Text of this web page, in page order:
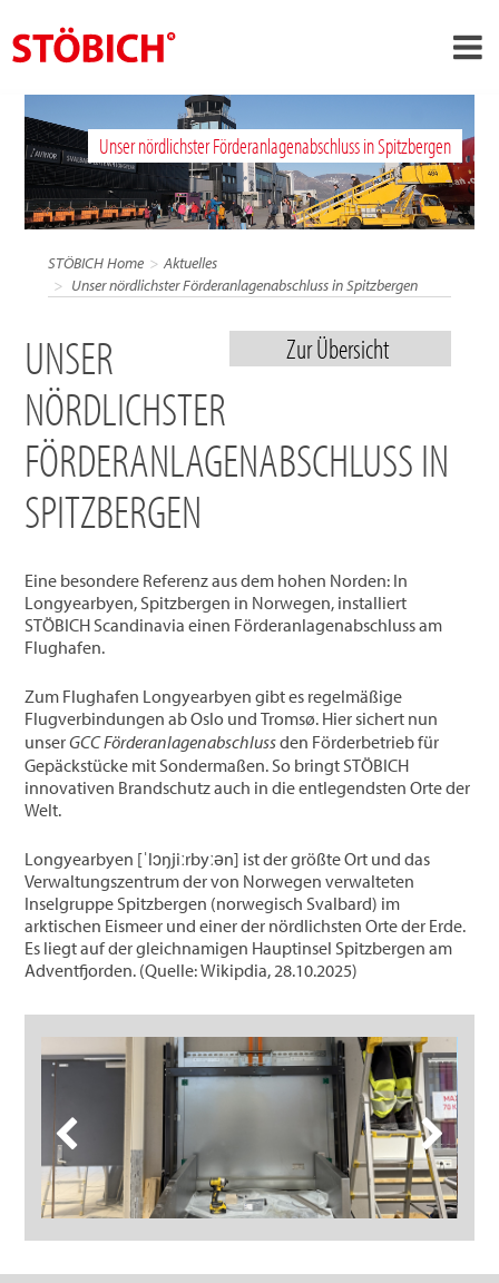
›
Über uns
›
Lösungen
Themenwelten
Jobs
Kontakt
Unser nördlichster Förderanlagenabschluss in Spitzbergen
STÖBICH Home
Aktuelles
Unser nördlichster Förderanlagenabschluss in Spitzbergen
Zur Übersicht
UNSER
NÖRDLICHSTER
FÖRDERANLAGENABSCHLUSS IN
SPITZBERGEN
Eine besondere Referenz aus dem hohen Norden: In
Longyearbyen, Spitzbergen in Norwegen, installiert
STÖBICH Scandinavia einen Förderanlagenabschluss am
Flughafen.
Zum Flughafen Longyearbyen gibt es regelmäßige
Flugverbindungen ab Oslo und Tromsø. Hier sichert nun
unserGCC Förderanlagenabschlussden Förderbetrieb für
Gepäckstücke mit Sondermaßen. So bringt STÖBICH
innovativen Brandschutz auch in die entlegendsten Orte der
Welt.
Longyearbyen ​[⁠ˈlɔŋjiːrbyːən⁠]​ ist der größte Ort und das
Verwaltungszentrum der von Norwegen verwalteten
Inselgruppe Spitzbergen (norwegisch Svalbard) im
arktischen Eismeer und einer der nördlichsten Orte der Erde.
Es liegt auf der gleichnamigen Hauptinsel Spitzbergen am
Adventfjorden. (Quelle: Wikipdia, 28.10.2025)